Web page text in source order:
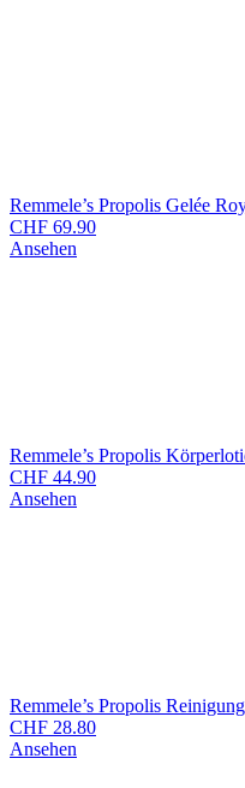
Remmele’s Propolis Gelée
CHF 69.90
Ansehen
Remmele’s Propolis
CHF 44.90
Ansehen
Remmele’s Propolis
CHF 28.80
Ansehen